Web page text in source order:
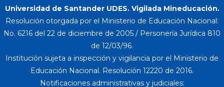
Universidad de Santander UDES. Vigilada Mineducación.
Resolución otorgada por el Ministerio de Educación Nacional:
No. 6216 del 22 de diciembre de 2005 / Personería Jurídica 810
de 12/03/96.
Institución sujeta a inspección y vigilancia por el Ministerio de
Educación Nacional. Resolución 12220 de 2016.
Notificaciones administrativas y judiciales: